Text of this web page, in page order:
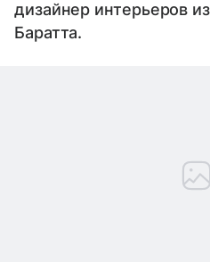
дизайнер интерьеров
Баратта.